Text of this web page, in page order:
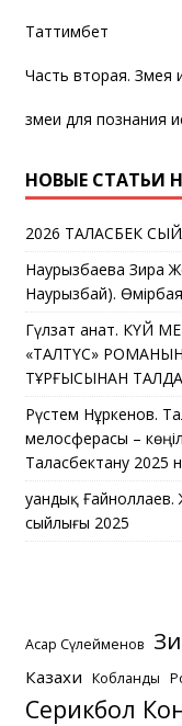
Таттимбет
Часть вторая. Змея
змеи для познания
НОВЫЕ СТАТЬИ
2026 ТАЛАСБЕК
Наурызбаева Зира
Наурызбай).
Гүлзат Қанат. КҮЙ
«ТАЛТҮС»
ТҰРҒЫСЫНАН
Рүстем Нұркенов.
мелосферасы – көңіл
Таласбектану 2025
Қуандық
сыйлығы 2025
Асқар Сүлейменов
Казахи Кобланды
Серикбол